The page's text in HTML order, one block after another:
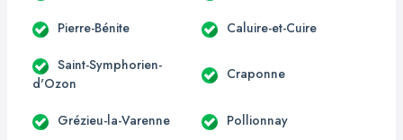
Pierre-Bénite Caluire-et-Cuire
Saint-Symphorien-
d'Ozon
Craponne
Grézieu-la-Varenne Pollionnay